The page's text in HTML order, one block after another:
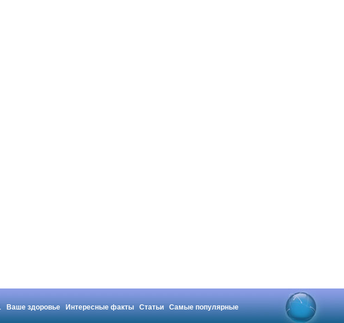
Ваше здоровье Интересные факты Статьи
Самые популярные